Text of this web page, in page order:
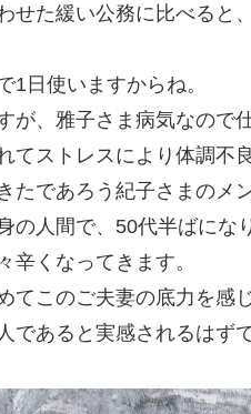
せた緩い公務に比べると
1日使いますからね。
、雅子さま病気なので
てストレスにより体調不
であろう紀子さまのメ
の人間で、50代半ばにな
辛くなってきます。
このご夫妻の底力を感
あると実感されるはずで